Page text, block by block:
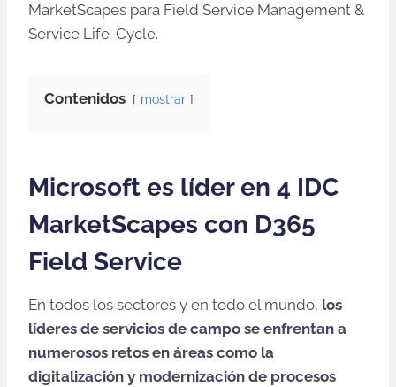
MarketScapes para Field Service Management &
Service Life-Cycle.
Contenidos mostrar
Microsoft es líder en 4 IDC
MarketScapes con D365
Field Service
En todos los sectores y en todo el mundo, los
líderes de servicios de campo se enfrentan a
numerosos retos en áreas como la
digitalización y modernización de procesos